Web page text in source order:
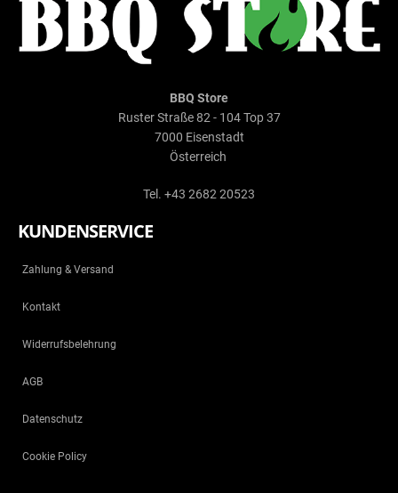
BBQ Store
Ruster Straße 82 - 104 Top 37
7000 Eisenstadt
Österreich
Tel. +43 2682 20523
KUNDENSERVICE
Zahlung & Versand
Kontakt
Widerrufsbelehrung
AGB
Datenschutz
Cookie Policy